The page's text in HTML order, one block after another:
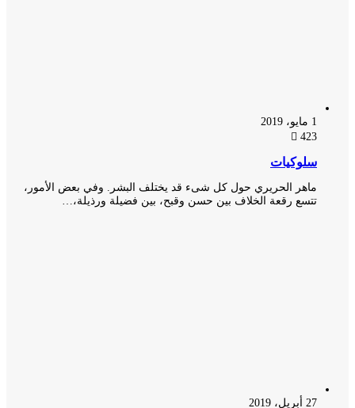
سلوكيات
ماهر الحريري حول كل شىء قد يختلف البشر. وفي بعض الأمور،
تتسع رقعة الخلاف بين حسن وقبح، بين فضيلة ورذيلة،…